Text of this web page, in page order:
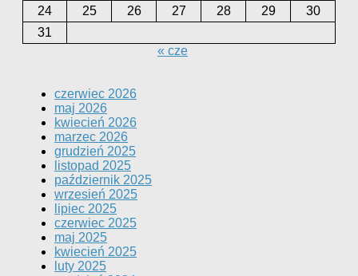
24
25 26 27 28 29
30
31
« cze
czerwiec 2026
maj 2026
kwiecień 2026
marzec 2026
grudzień 2025
listopad 2025
październik 2025
wrzesień 2025
lipiec 2025
czerwiec 2025
maj 2025
kwiecień 2025
luty 2025